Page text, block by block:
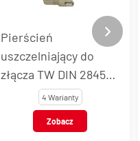
Pierścień
uszczelniający do
złącza TW DIN 28450,
stal nierdzewna, typ
4 Warianty
Zobacz